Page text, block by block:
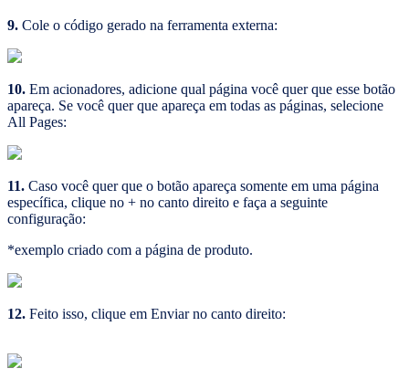
9. Cole o código gerado na ferramenta externa:
10. Em acionadores, adicione qual página você quer que esse botão
apareça. Se você quer que apareça em todas as páginas, selecione
All Pages:
11. Caso você quer que o botão apareça somente em uma página
específica, clique no + no canto direito e faça a seguinte
configuração:
*exemplo criado com a página de produto.
12. Feito isso, clique em Enviar no canto direito: